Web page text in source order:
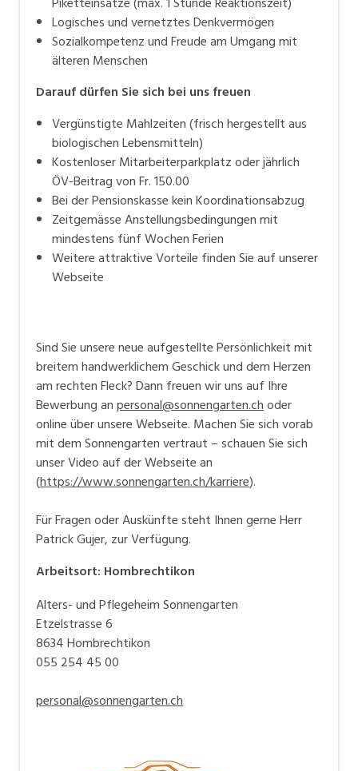
Logisches und vernetztes Denkvermögen
Sozialkompetenz und Freude am Umgang mit
älteren Menschen
Daraufdürfen Sie sich bei uns freuen
Vergünstigte Mahlzeiten (frisch hergestellt aus
biologischen Lebensmitteln)
Kostenloser Mitarbeiterparkplatz oder jährlich
ÖV-Beitrag von Fr. 150.00
Bei der Pensionskasse kein Koordinationsabzug
Zeitgemässe Anstellungsbedingungen mit
mindestens fünf Wochen Ferien
Weitere attraktive Vorteile finden Sie auf unserer
Webseite
Sind Sie unsere neue aufgestellte Persönlichkeit mit
breitem handwerklichem Geschick und dem Herzen
am rechten Fleck? Dann freuen wir uns auf Ihre
Bewerbung anpersonal@sonnengarten.choder
online über unsere Webseite. Machen Sie sich vorab
mit dem Sonnengarten vertraut – schauen Sie sich
unser Video auf der Webseite an
(https://www.sonnengarten.ch/karriere).
Für Fragen oder Auskünfte steht Ihnen gerne Herr
Patrick Gujer, zur Verfügung.
Arbeitsort: Hombrechtikon
Alters- und Pflegeheim Sonnengarten
Etzelstrasse 6
8634 Hombrechtikon
055 254 45 00
personal@sonnengarten.ch